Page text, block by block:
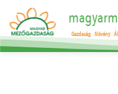
Gazdaság Növény